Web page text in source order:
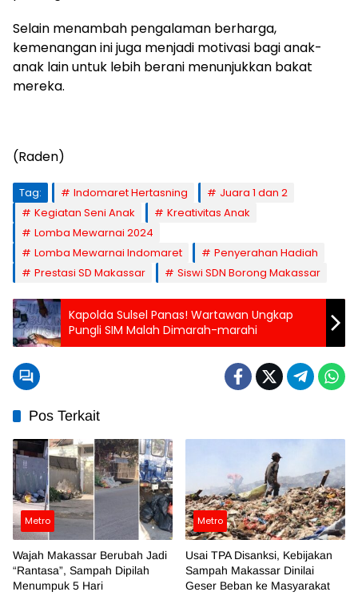
Selain menambah pengalaman berharga,
kemenangan ini juga menjadi motivasi bagi anak-
anak lain untuk lebih berani menunjukkan bakat
mereka.
(Raden)
Tag: Indomaret Hertasning
Juara 1 dan 2
Kegiatan Seni Anak
Kreativitas Anak
Lomba Mewarnai 2024
Lomba Mewarnai Indomaret
Penyerahan Hadiah
Prestasi SD Makassar
Siswi SDN Borong Makassar
Kapolda Sulsel Panas! Wartawan Ungkap
Pungli SIM Malah Dimarah-marahi
Pos Terkait
Metro
Wajah Makassar Berubah Jadi
“Rantasa”, Sampah Dipilah
Menumpuk 5 Hari
Metro
Usai TPA Disanksi, Kebijakan
Sampah Makassar Dinilai
Geser Beban ke Masyarakat